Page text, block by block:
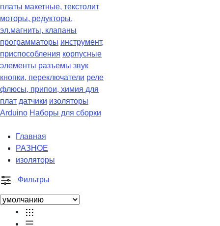
платы макетные, текстолит
моторы, редукторы,
эл.магниты, клапаны
программаторы инструмент,
приспособления корпусные
элементы разъемы звук
кнопки, переключатели реле
флюсы, припои, химия для
плат датчики изоляторы
Arduino Наборы для сборки
Главная
РАЗНОЕ
изоляторы
Фильтры